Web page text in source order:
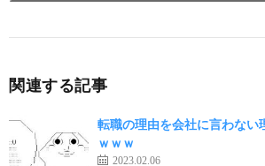
関連する記事
転職の理由を会社に言わない
ｗｗｗ
2023.02.06